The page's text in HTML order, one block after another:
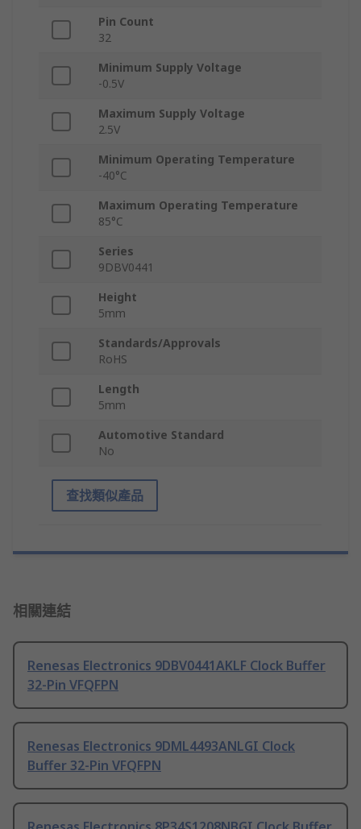
Pin Count
32
Minimum Supply Voltage
-0.5V
Maximum Supply Voltage
2.5V
Minimum Operating Temperature
-40°C
Maximum Operating Temperature
85°C
Series
9DBV0441
Height
5mm
Standards/Approvals
RoHS
Length
5mm
Automotive Standard
No
查找類似產品
相關連結
Renesas Electronics 9DBV0441AKLF Clock Buffer
32-Pin VFQFPN
Renesas Electronics 9DML4493ANLGI Clock
Buffer 32-Pin VFQFPN